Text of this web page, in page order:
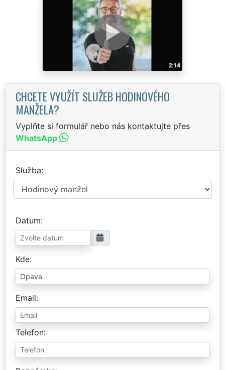
CHCETE VYUŽÍT SLUŽEB HODINOVÉHO
MANŽELA?
Vyplňte si formulář nebo nás kontaktujte přes
WhatsApp
Služba
Datum
Kde
Email
Telefon